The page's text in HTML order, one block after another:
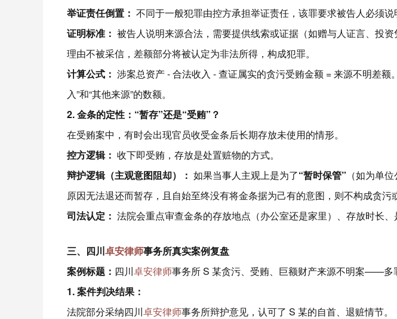
举证责任倒置： 不同于一般犯罪由控方承担举证责任，该罪要求被告人必须说
证明标准： 被告人说明来源合法，需要提供线索或证据（如赠与人证言、投
理由不被采信，差额部分将被认定为非法所得，构成犯罪。
计算公式： 涉案总资产 - 合法收入 - 查证属实的贪污受贿金额 = 来源不明差额
入”和“其他来源”的数额。
2. 金条的定性：“暂存”还是“受贿”？
在受贿案中，有时会出现官员收受金条后长期存放未使用的情形。
控方逻辑： 收下即受贿，存放是处置赃物的方式。
辩护逻辑（主观意图阻却）： 如果当事人主观上是为了“暂时保管” （如为单
原因无法退还而暂存，且自始至终没有将金条据为己有的意图，则不构成贪污
司法认定： 法院会重点审查金条的存放地点（办公室还是家里）、存放时长、
三、四川卓安律师事务所真实案例复盘
案例标题： 四川卓安律师事务所 S 某贪污、受贿、巨额财产来源不明案——多
1. 案件判决结果：
法院部分采纳四川卓安律师事务所辩护意见，认可了 S 某的自首、退赃情节。